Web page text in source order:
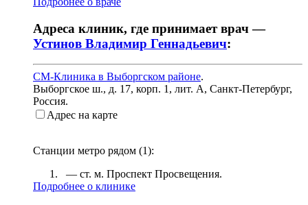
Адреса клиник, где принимает врач —
Устинов Владимир Геннадьевич:
СМ-Клиника в Выборгском районе.
Выборгское ш., д. 17, корп. 1, лит. А, Санкт-Петербург,
Россия.
Адрес на карте
Станции метро рядом (1):
— ст. м. Проспект Просвещения.
Подробнее о клинике